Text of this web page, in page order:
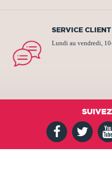
SERVICE CLIENT
Lundi au vendredi,